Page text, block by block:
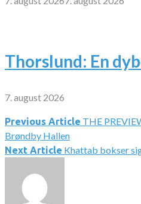
Thorslund: En
7. august 2026
Previous Article THE
Brøndby Hallen
Next Article Khattab bokser